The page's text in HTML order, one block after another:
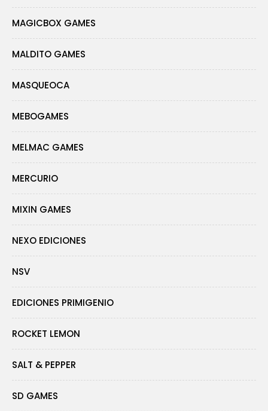
MAGICBOX GAMES
MALDITO GAMES
MASQUEOCA
MEBOGAMES
MELMAC GAMES
MERCURIO
MIXIN GAMES
NEXO EDICIONES
NSV
EDICIONES PRIMIGENIO
ROCKET LEMON
SALT & PEPPER
SD GAMES